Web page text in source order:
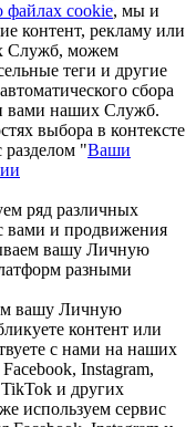
файлах cookie, мы и
контент, рекламу или
Служб, можем
теги и другие
сбора
вами наших Служб.
выбора в контексте
разделом "Ваши
ряд различных
вами и продвижения
вашу Личную
разными
вашу Личную
контент или
с нами на наших
Instagram,
и других
используем сервис